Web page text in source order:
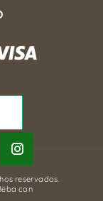
reservados.
con